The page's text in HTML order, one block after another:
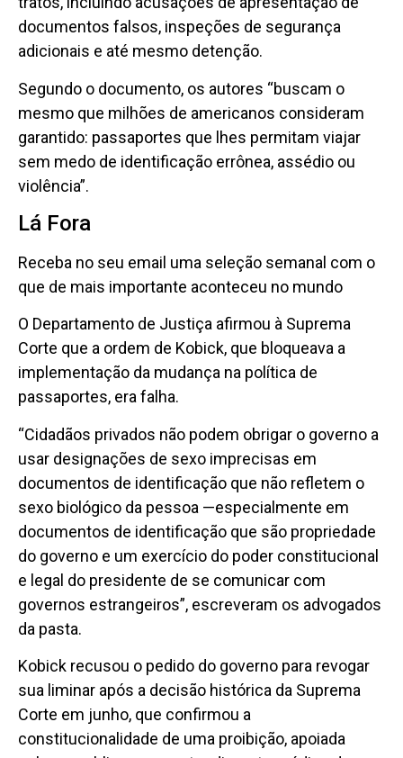
documentos falsos, inspeções de segurança
adicionais e até mesmo detenção.
Segundo o documento, os autores “buscam o
mesmo que milhões de americanos consideram
garantido: passaportes que lhes permitam viajar
sem medo de identificação errônea, assédio ou
violência”.
Lá Fora
Receba no seu email uma seleção semanal com o
que de mais importante aconteceu no mundo
O Departamento de Justiça afirmou à Suprema
Corte que a ordem de Kobick, que bloqueava a
implementação da mudança na política de
passaportes, era falha.
“Cidadãos privados não podem obrigar o governo a
usar designações de sexo imprecisas em
documentos de identificação que não refletem o
sexo biológico da pessoa —especialmente em
documentos de identificação que são propriedade
do governo e um exercício do poder constitucional
e legal do presidente de se comunicar com
governos estrangeiros”, escreveram os advogados
da pasta.
Kobick recusou o pedido do governo para revogar
sua liminar após a decisão histórica da Suprema
Corte em junho, que confirmou a
constitucionalidade de uma proibição, apoiada